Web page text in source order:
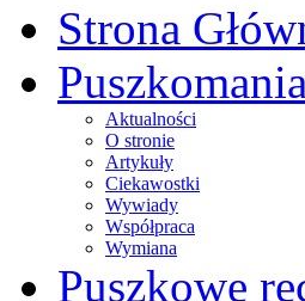
Strona
Puszkomania
Aktualności
O stronie
Artykuły
Ciekawostki
Wywiady
Współpraca
Wymiana
Puszkowe